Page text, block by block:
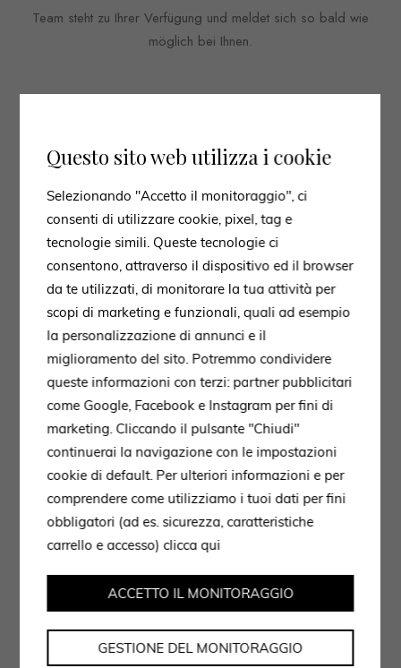
Team steht zu Ihrer Verfügung und meldet sich so bald wie
möglich bei Ihnen.
Ich stimme der Datenverarbeitung gemäß der
Datenschutzerklärung zu.
Questo sito web utilizza i cookie
Selezionando "Accetto il monitoraggio", ci
consenti di utilizzare cookie, pixel, tag e
tecnologie simili. Queste tecnologie ci
consentono, attraverso il dispositivo ed il browser
da te utilizzati, di monitorare la tua attività per
scopi di marketing e funzionali, quali ad esempio
la personalizzazione di annunci e il
miglioramento del sito. Potremmo condividere
queste informazioni con terzi: partner pubblicitari
come Google, Facebook e Instagram per fini di
marketing. Cliccando il pulsante "Chiudi"
continuerai la navigazione con le impostazioni
cookie di default. Per ulteriori informazioni e per
comprendere come utilizziamo i tuoi dati per fini
obbligatori (ad es. sicurezza, caratteristiche
carrello e accesso)clicca qui
GESTIONE DEL MONITORAGGIO
ACCETTO IL MONITORAGGIO